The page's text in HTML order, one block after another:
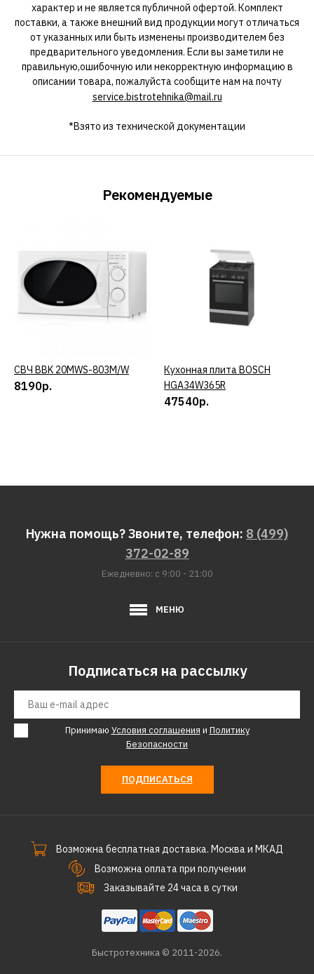
характер и не является публичной офертой. Комплект
поставки, а также внешний вид продукции могут отличаться
от указанных или быть изменены производителем без
предварительного уведомления. Если вы заметили не
правильную,ошибочную или некорректную информацию в
описании товара, пожалуйста сообщите нам на почту
service.bistrotehnika@mail.ru
*Взято из технической документации
Рекомендуемые
КУПИТЬ
СВЧ BBK 20MWS-803M/W
8190р.
КУПИТЬ
Кухонная плита BOSCH
HGA34W365R
47540р.
Нужна помощь? Звоните, телефон: 8 (499)
372-02-89
Ежедневно: с 9:00 - 21:00
МЕНЮ
Подписаться на рассылку
Принимаю Условия соглашения и Политику
Безопасности
ПОДПИСАТЬСЯ
Возможна бесплатная доставка. Москва и МКАД
Возможна оплата при получении
Заказывайте 24 часа в сутки
Быстротехника © 2011-2026.